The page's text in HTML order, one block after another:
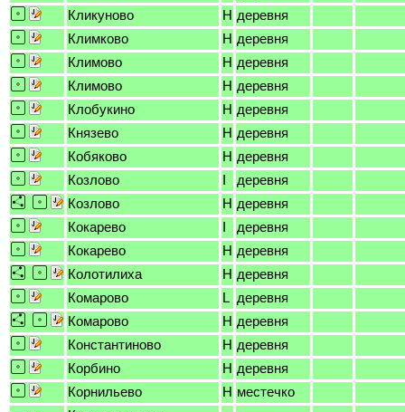
Кликуново
H деревня
Климково
H деревня
Климово
H деревня
Климово
H деревня
Клобукино
H деревня
Князево
H деревня
Кобяково
H деревня
Козлово
I
деревня
Козлово
H деревня
Кокарево
I
деревня
Кокарево
H деревня
Колотилиха
H деревня
Комарово
L деревня
Комарово
H деревня
Константиново
H деревня
Корбино
H деревня
Корнильево
H местечко